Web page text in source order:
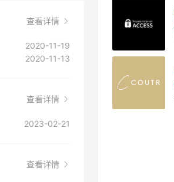
查看详情
2020-11-19
2020-11-13
查看详情
2023-02-21
查看详情